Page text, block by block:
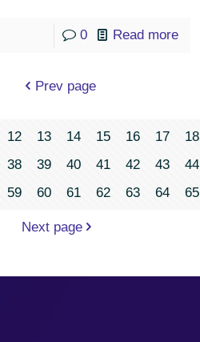
0 Read more
Prev page
12 13 14 15 16 17 18
38 39 40 41 42 43 44
59 60 61 62 63 64 65
Next page